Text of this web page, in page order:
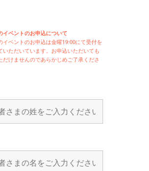
イベントのお申込について
イベントのお申込は金曜19:00にて受付を
いただいています。お申込いただいても
だけませんのであらかじめご了承くださ